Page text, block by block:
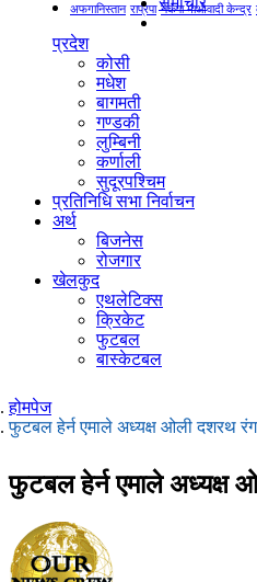
अफगानिस्तान राप्रपा नेकपा माओवादी केन्द्र
प्रदेश
कोसी
मधेश
बागमती
गण्डकी
लुम्बिनी
कर्णाली
सुदूरपश्चिम
प्रतिनिधि सभा निर्वाचन
अर्थ
बिजनेस
रोजगार
खेलकुद
एथलेटिक्स
क्रिकेट
फुटबल
बास्केटबल
होमपेज
फुटबल हेर्न एमाले अध्यक्ष ओली दशरथ
फुटबल हेर्न एमाले अध्यक्ष